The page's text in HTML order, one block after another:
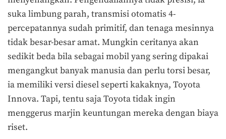
suka limbung parah, transmisi otomatis 4-
percepatannya sudah primitif, dan tenaga mesinnya
tidak besar-besar amat. Mungkin ceritanya akan
sedikit beda bila sebagai mobil yang sering dipakai
mengangkut banyak manusia dan perlu torsi besar,
ia memiliki versi diesel seperti kakaknya, Toyota
Innova. Tapi, tentu saja Toyota tidak ingin
menggerus marjin keuntungan mereka dengan biaya
riset.